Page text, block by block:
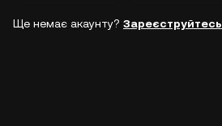
Ще немає акаунту? Зареєструйтесь